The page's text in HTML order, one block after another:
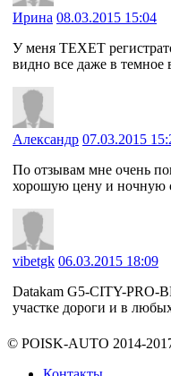
Ирина 08.03.2015 15:04
У меня ТЕХЕТ
видно все даже в темное
Александр 07.03.2015
По отзывам мне очень
хорошую цену и ночную
vibetgk 06.03.2015 18:09
Datakam G5-CITY-PRO-
участке дороги и в
© POISK-AUTO 2014-